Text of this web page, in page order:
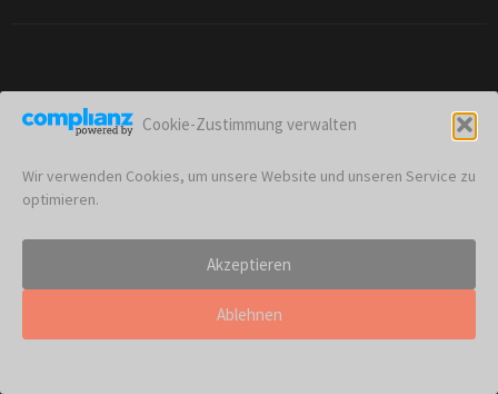
Cookie-Zustimmung verwalten
Wir verwenden Cookies, um unsere Website und unseren Service zu
optimieren.
Akzeptieren
Ablehnen